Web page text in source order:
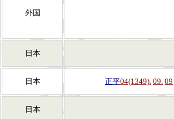
外国
日本
日本 正平04(1349). 09. 09
日本